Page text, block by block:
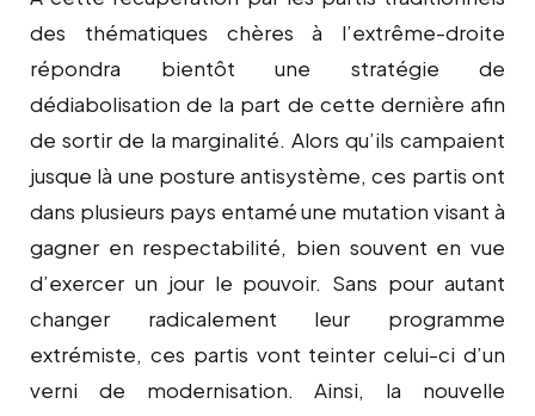
des thématiques chères à l’extrême-droite
répondra bientôt une stratégie de
dédiabolisation de la part de cette dernière afin
de sortir de la marginalité. Alors qu’ils campaient
jusque là une posture antisystème, ces partis ont
dans plusieurs pays entamé une mutation visant à
gagner en respectabilité, bien souvent en vue
d’exercer un jour le pouvoir. Sans pour autant
changer radicalement leur programme
extrémiste, ces partis vont teinter celui-ci d’un
verni de modernisation. Ainsi, la nouvelle